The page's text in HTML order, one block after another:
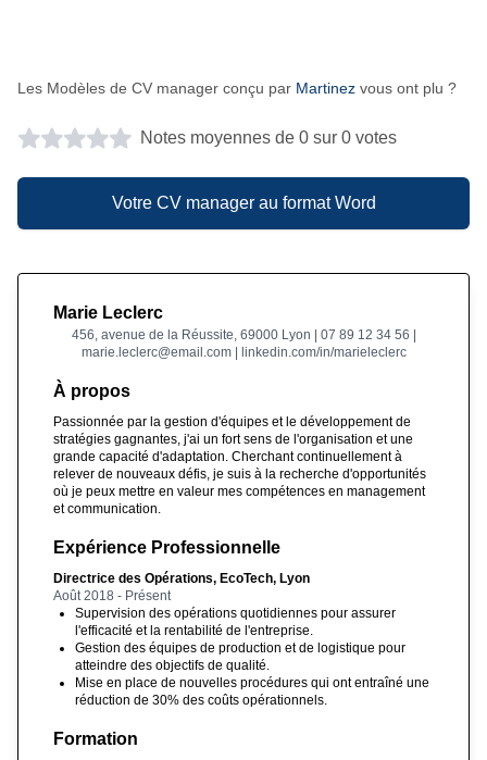
Les Modèles de CV manager conçu par Martinez vous ont plu ?
Notes moyennes de 0 sur 0 votes
Votre CV manager au format Word
Marie Leclerc
456, avenue de la Réussite, 69000 Lyon | 07 89 12 34 56 |
marie.leclerc@email.com | linkedin.com/in/marieleclerc
À propos
Passionnée par la gestion d'équipes et le développement de
stratégies gagnantes, j'ai un fort sens de l'organisation et une
grande capacité d'adaptation. Cherchant continuellement à
relever de nouveaux défis, je suis à la recherche d'opportunités
où je peux mettre en valeur mes compétences en management
et communication.
Expérience Professionnelle
Directrice des Opérations, EcoTech, Lyon
Août 2018 - Présent
Supervision des opérations quotidiennes pour assurer
l'efficacité et la rentabilité de l'entreprise.
Gestion des équipes de production et de logistique pour
atteindre des objectifs de qualité.
Mise en place de nouvelles procédures qui ont entraîné une
réduction de 30% des coûts opérationnels.
Formation